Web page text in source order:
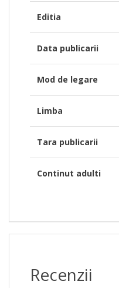
Editia
Data publicarii
Mod de legare
Limba
Tara publicarii
Continut adulti
Recenzii